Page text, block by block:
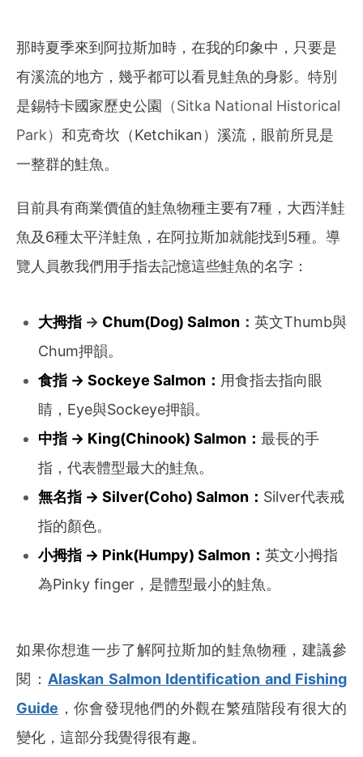
那時夏季來到阿拉斯加時，在我的印象中，只要是
有溪流的地方，幾乎都可以看見鮭魚的身影。特別
是錫特卡國家歷史公園 （Sitka National Historical
Park） 和克奇坎 （Ketchikan） 溪流，眼前所見是
一整群的鮭魚。
目前具有商業價值的鮭魚物種主要有7種 ，大西洋鮭
魚及6種太平洋鮭魚，在阿拉斯加就能找到5種。 導
覽人員教我們用手指去記憶這些鮭魚的名字：
大拇指 → Chum(Dog) Salmon ： 英文Thumb與
Chum押韻。
食指 → Sockeye Salmon： 用食指去指向眼
睛，Eye與Sockeye押韻。
中指 → King(Chinook) Salmon： 最長的手
指，代表體型最大的鮭魚。
無名指 → Silver(Coho) Salmon： Silver代表戒
指的顏色。
小拇指 → Pink(Humpy) Salmon： 英文小拇指
為Pinky finger， 是體型最小的鮭魚。
如果你想進一步了解阿拉斯加的鮭魚物種，建議參
閱： Alaskan Salmon Identification and Fishing
Guide ，你會發現牠們的外觀在繁殖階段有很大的
變化，這部分我覺得很有趣。